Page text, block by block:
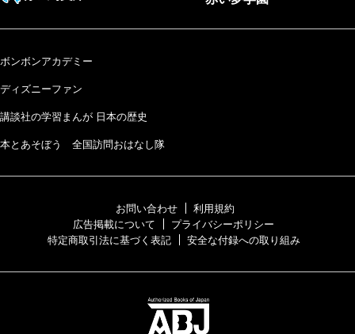
ボンボンアカデミー
ディズニーファン
講談社の学習まんが 日本の歴史
本とあそぼう 全国訪問おはなし隊
お問い合わせ
利用規約
広告掲載について
プライバシーポリシー
特定商取引法に基づく表記
安全な付録への取り組み